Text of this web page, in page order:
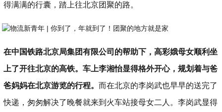
得满满的行囊，踏上往北京团聚的路。
在中国铁路北京局集团有限公司的帮助下，高彩娥母女顺利坐
上了开往北京的高铁。车上李湘怡显得格外开心，规划着与爸
爸妈妈在北京游览的行程。而在北京的李岗武也早早的送完了
快递，匆匆解决了晚餐就来到火车站接母女二人。李岗武显得